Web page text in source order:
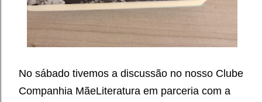
No sábado tivemos a discussão no nosso Clube
Companhia MãeLiteratura em parceria com a